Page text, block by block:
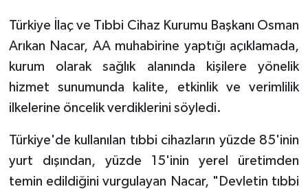
Türkiye İlaç ve Tıbbi Cihaz Kurumu Başkanı Osman
Arıkan Nacar, AA muhabirine yaptığı açıklamada,
kurum olarak sağlık alanında kişilere yönelik
hizmet sunumunda kalite, etkinlik ve verimlilik
ilkelerine öncelik verdiklerini söyledi.
Türkiye'de kullanılan tıbbi cihazların yüzde 85'inin
yurt dışından, yüzde 15'inin yerel üretimden
temin edildiğini vurgulayan Nacar, "Devletin tıbbi